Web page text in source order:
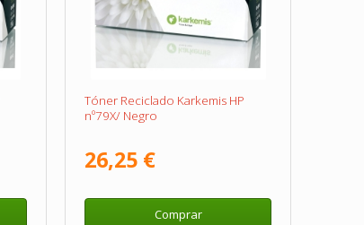
Tóner Reciclado Karkemis HP
nº79X/ Negro
26,25 €
Comprar